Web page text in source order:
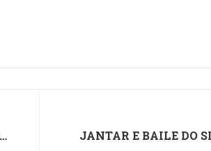
JANTAR E BAILE DO